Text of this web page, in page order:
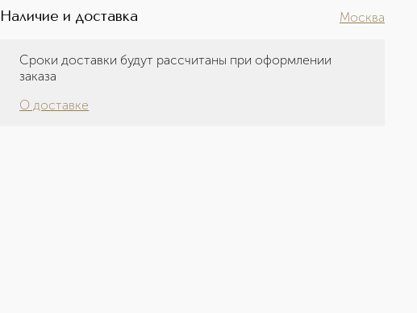
Наличие и доставка Москва
Сроки доставки будут рассчитаны при оформлении
заказа
О доставке